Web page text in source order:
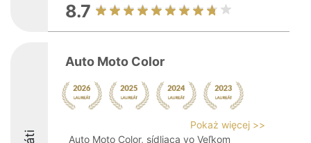
8.7
Auto Moto Color
Pokaż więcej >>
Auto Moto Color, sídliaca vo Veľkom